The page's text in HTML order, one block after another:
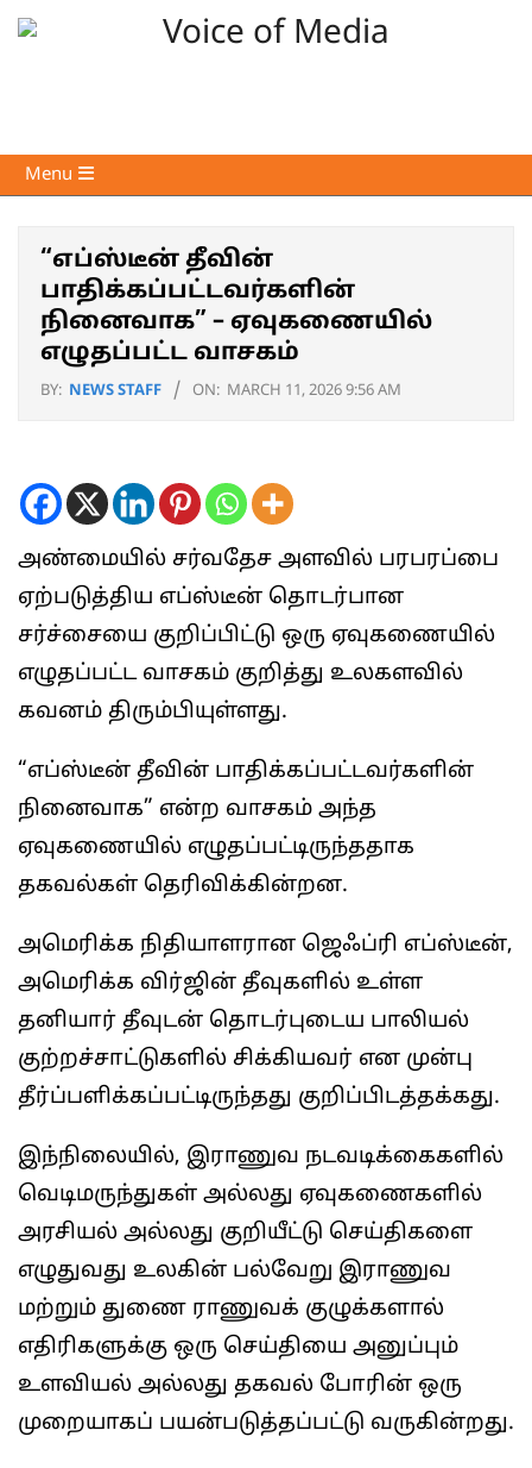
Skip
Voice
of
Primary
Navigation
Menu
“எப்ஸ்டீன் தீவின்
பாதிக்கப்பட்டவர்களின்
நினைவாக” – ஏவுகணையில்
எழுதப்பட்ட வாசகம்
BY: NEWS STAFF ON: MARCH 11, 2026 9:56 AM
அண்மையில் சர்வதேச அளவில் பரபரப்பை
ஏற்படுத்திய எப்ஸ்டீன் தொடர்பான
சர்ச்சையை குறிப்பிட்டு ஒரு ஏவுகணையில்
எழுதப்பட்ட வாசகம் குறித்து உலகளவில்
கவனம் திரும்பியுள்ளது.
“எப்ஸ்டீன் தீவின் பாதிக்கப்பட்டவர்களின்
நினைவாக” என்ற வாசகம் அந்த
ஏவுகணையில் எழுதப்பட்டிருந்ததாக
தகவல்கள் தெரிவிக்கின்றன.
அமெரிக்க நிதியாளரான ஜெஃப்ரி எப்ஸ்டீன்,
அமெரிக்க விர்ஜின் தீவுகளில் உள்ள
தனியார் தீவுடன் தொடர்புடைய பாலியல்
குற்றச்சாட்டுகளில் சிக்கியவர் என முன்பு
தீர்ப்பளிக்கப்பட்டிருந்தது குறிப்பிடத்தக்கது.
இந்நிலையில், இராணுவ நடவடிக்கைகளில்
வெடிமருந்துகள் அல்லது ஏவுகணைகளில்
அரசியல் அல்லது குறியீட்டு செய்திகளை
எழுதுவது உலகின் பல்வேறு இராணுவ
மற்றும் துணை ராணுவக் குழுக்களால்
எதிரிகளுக்கு ஒரு செய்தியை அனுப்பும்
உளவியல் அல்லது தகவல் போரின் ஒரு
முறையாகப் பயன்படுத்தப்பட்டு வருகின்றது.